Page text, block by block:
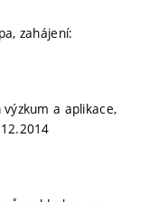
zahájení:
a aplikace,